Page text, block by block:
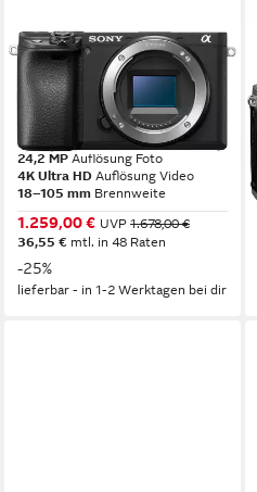
SONY
Set: SELP18105G Objektiv +
Alpha 6400AB APS-C
Systemkamera
24,2 MP Auflösung Foto
4K Ultra HD Auflösung Video
18–105 mm Brennweite
1.259,00 € UVP 1.678,00 €
36,55 € mtl. in 48 Raten
-25%
lieferbar - in 1-2 Werktagen bei dir